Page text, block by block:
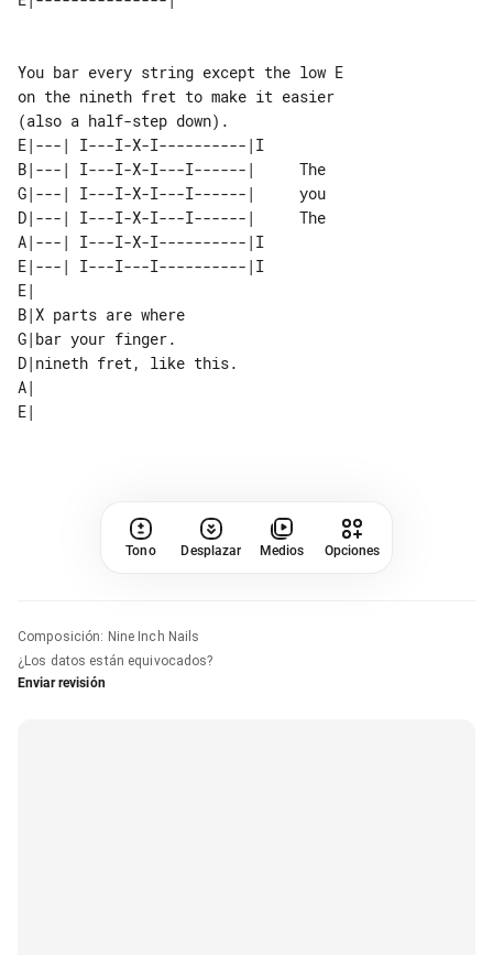
You bar every string except the low E
on the nineth fret to make it easier
E|---| I---I-X-I----------|I
B|---| I---I-X-I---I------|     The
G|---| I---I-X-I---I------|     you
D|---| I---I-X-I---I------|     The
A|---| I---I-X-I----------|I
E|---| I---I---I----------|I
E|
B|X parts are where
G|bar your finger.
D|nineth fret, like this.
A|
Tono Desplazar Medios Opciones
Composición: Nine Inch Nails
¿Los datos están equivocados?
Enviar revisión